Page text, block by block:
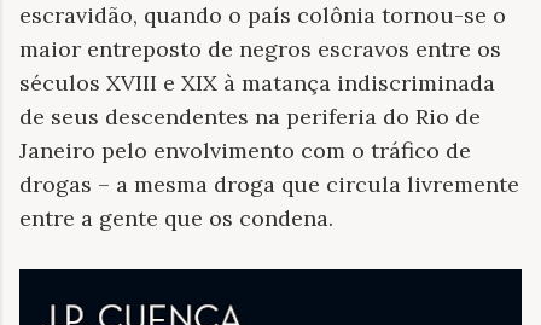
escravidão, quando o país colônia tornou-se o
maior entreposto de negros escravos entre os
séculos XVIII e XIX à matança indiscriminada
de seus descendentes na periferia do Rio de
Janeiro pelo envolvimento com o tráfico de
drogas – a mesma droga que circula livremente
entre a gente que os condena.